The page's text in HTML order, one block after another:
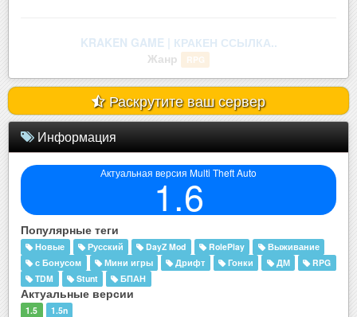
legenda mta.
Жанр
RolePlay
Раскрутите ваш сервер
Информация
Актуальная версия Multi Theft Auto
1.6
Популярные теги
Новые Русский DayZ Mod RolePlay
Выживание
с Бонусом
Мини игры Дрифт Гонки ДМ
RPG
TDM
Stunt БПАН
Актуальные версии
1.5 1.5n